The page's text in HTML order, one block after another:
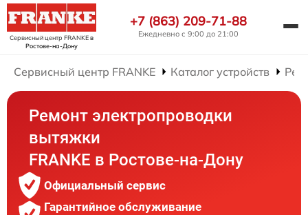
Сервисный центр FRANKEв
Ростове-на-Дону
+7 (863) 209-71-88
Ежедневно с 9:00 до 21:00
Сервисный центр FRANKE Каталог устройств
Ремонт электропроводки
вытяжки
FRANKE в Ростове-на-Дону
Официальный сервис
Гарантийное обслуживание